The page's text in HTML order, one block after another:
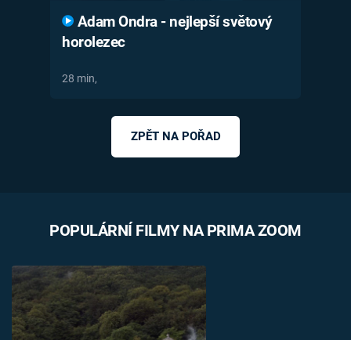
Adam Ondra - nejlepší světový
horolezec
28 min,
ZPĚT NA POŘAD
POPULÁRNÍ FILMY NA PRIMA ZOOM